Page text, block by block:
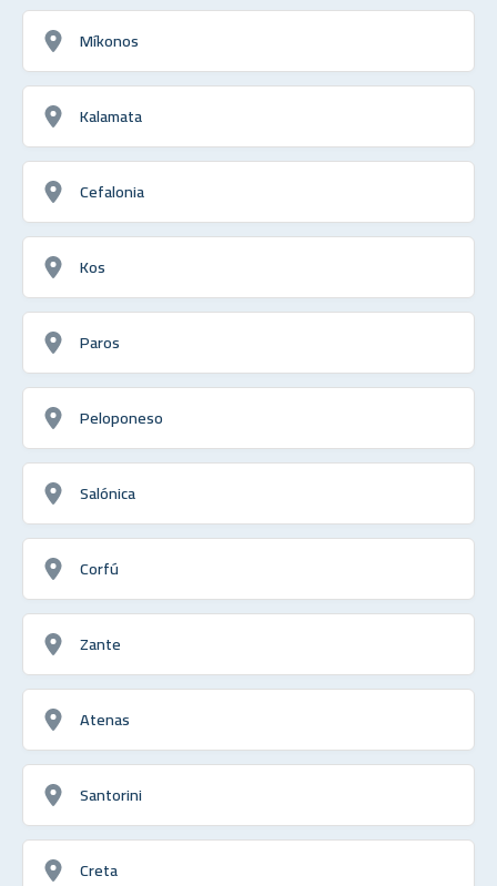
Míkonos
Kalamata
Cefalonia
Kos
Paros
Peloponeso
Salónica
Corfú
Zante
Atenas
Santorini
Creta